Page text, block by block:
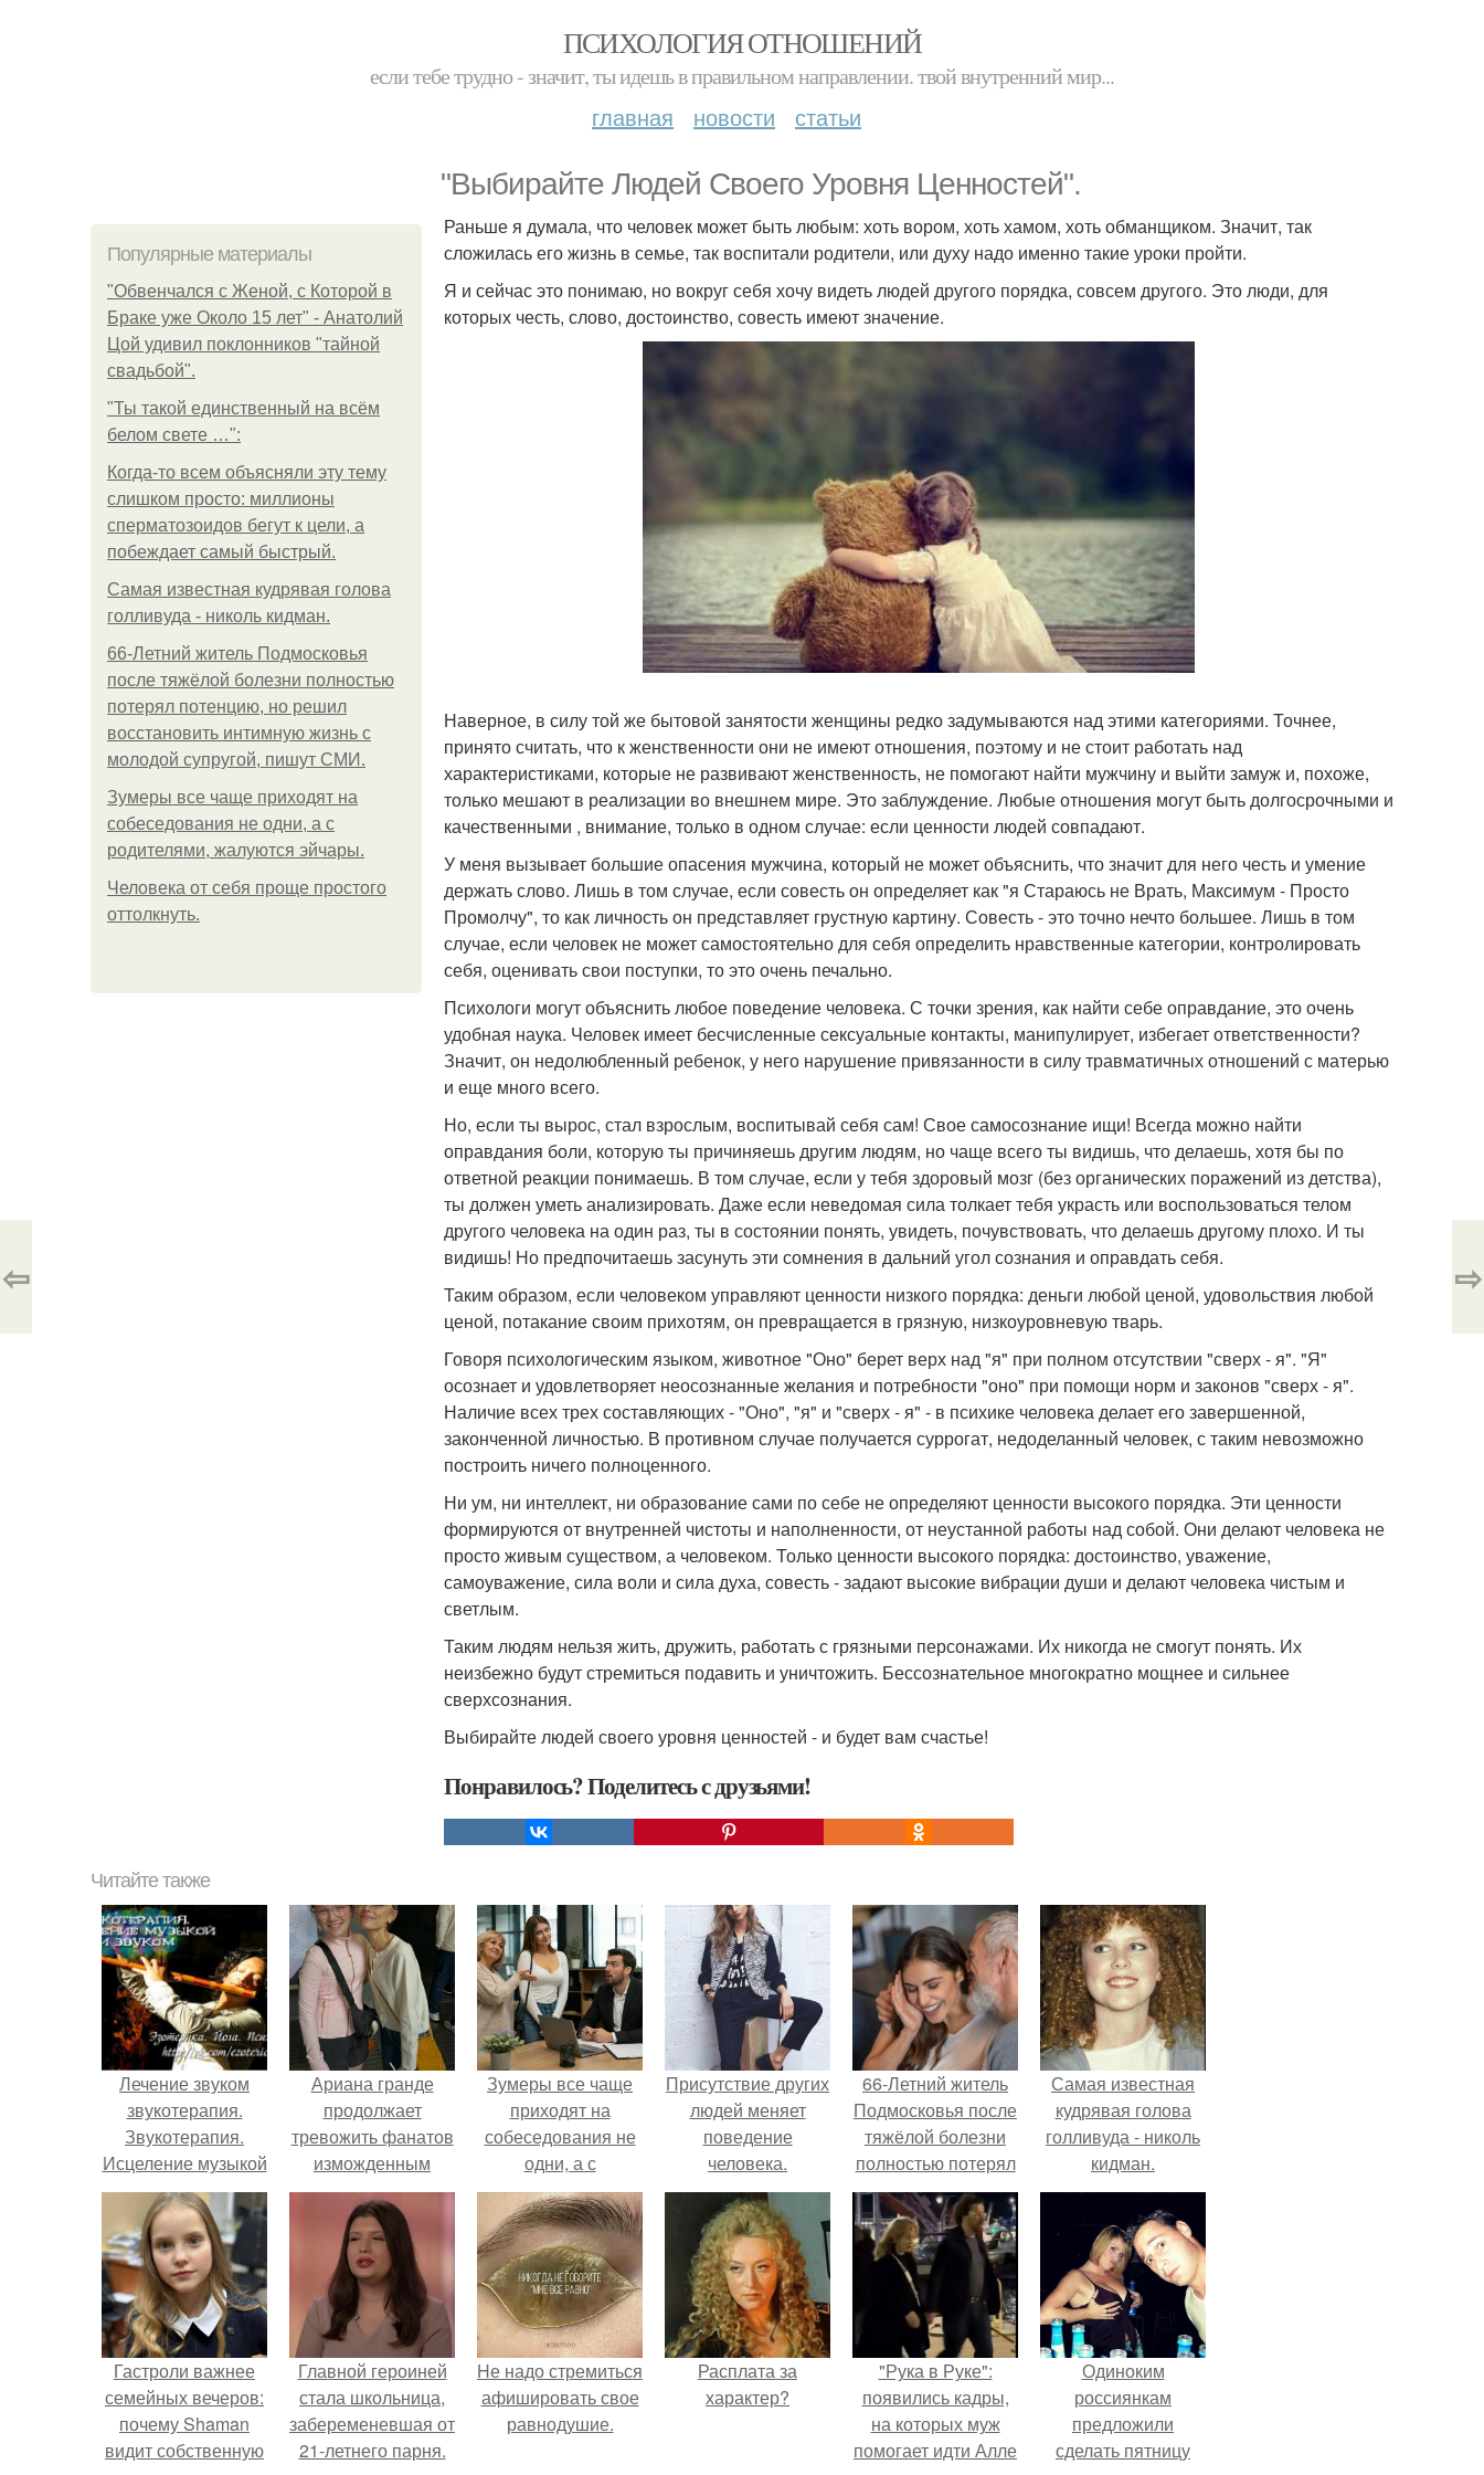
ПСИХОЛОГИЯ ОТНОШЕНИЙ
если тебе трудно - значит, ты идешь в правильном направлении. твой внутренний мир...
главная новости статьи
"Выбирайте Людей Своего Уровня Ценностей".
Популярные материалы
"Обвенчался с Женой, с Которой в
Браке уже Около 15 лет" - Анатолий
Цой удивил поклонников "тайной
свадьбой".
"Ты такой единственный на всём
белом свете …":
Когда-то всем объясняли эту тему
слишком просто: миллионы
сперматозоидов бегут к цели, а
побеждает самый быстрый.
Самая известная кудрявая голова
голливуда - николь кидман.
66-Летний житель Подмосковья
после тяжёлой болезни полностью
потерял потенцию, но решил
восстановить интимную жизнь с
молодой супругой, пишут СМИ.
Зумеры все чаще приходят на
собеседования не одни, а с
родителями, жалуются эйчары.
Человека от себя проще простого
оттолкнуть.
Раньше я думала, что человек может быть любым: хоть вором, хоть хамом, хоть обманщиком. Значит, так
сложилась его жизнь в семье, так воспитали родители, или духу надо именно такие уроки пройти.
Я и сейчас это понимаю, но вокруг себя хочу видеть людей другого порядка, совсем другого. Это люди, для
которых честь, слово, достоинство, совесть имеют значение.
Наверное, в силу той же бытовой занятости женщины редко задумываются над этими категориями. Точнее,
принято считать, что к женственности они не имеют отношения, поэтому и не стоит работать над
характеристиками, которые не развивают женственность, не помогают найти мужчину и выйти замуж и, похоже,
только мешают в реализации во внешнем мире. Это заблуждение. Любые отношения могут быть долгосрочными и
качественными , внимание, только в одном случае: если ценности людей совпадают.
У меня вызывает большие опасения мужчина, который не может объяснить, что значит для него честь и умение
держать слово. Лишь в том случае, если совесть он определяет как "я Стараюсь не Врать, Максимум - Просто
Промолчу", то как личность он представляет грустную картину. Совесть - это точно нечто большее. Лишь в том
случае, если человек не может самостоятельно для себя определить нравственные категории, контролировать
себя, оценивать свои поступки, то это очень печально.
Психологи могут объяснить любое поведение человека. С точки зрения, как найти себе оправдание, это очень
удобная наука. Человек имеет бесчисленные сексуальные контакты, манипулирует, избегает ответственности?
Значит, он недолюбленный ребенок, у него нарушение привязанности в силу травматичных отношений с матерью
и еще много всего.
Но, если ты вырос, стал взрослым, воспитывай себя сам! Свое самосознание ищи! Всегда можно найти
оправдания боли, которую ты причиняешь другим людям, но чаще всего ты видишь, что делаешь, хотя бы по
ответной реакции понимаешь. В том случае, если у тебя здоровый мозг (без органических поражений из детства),
ты должен уметь анализировать. Даже если неведомая сила толкает тебя украсть или воспользоваться телом
другого человека на один раз, ты в состоянии понять, увидеть, почувствовать, что делаешь другому плохо. И ты
видишь! Но предпочитаешь засунуть эти сомнения в дальний угол сознания и оправдать себя.
Таким образом, если человеком управляют ценности низкого порядка: деньги любой ценой, удовольствия любой
ценой, потакание своим прихотям, он превращается в грязную, низкоуровневую тварь.
Говоря психологическим языком, животное "Оно" берет верх над "я" при полном отсутствии "сверх - я". "Я"
осознает и удовлетворяет неосознанные желания и потребности "оно" при помощи норм и законов "сверх - я".
Наличие всех трех составляющих - "Оно", "я" и "сверх - я" - в психике человека делает его завершенной,
законченной личностью. В противном случае получается суррогат, недоделанный человек, с таким невозможно
построить ничего полноценного.
Ни ум, ни интеллект, ни образование сами по себе не определяют ценности высокого порядка. Эти ценности
формируются от внутренней чистоты и наполненности, от неустанной работы над собой. Они делают человека не
просто живым существом, а человеком. Только ценности высокого порядка: достоинство, уважение,
самоуважение, сила воли и сила духа, совесть - задают высокие вибрации души и делают человека чистым и
светлым.
Таким людям нельзя жить, дружить, работать с грязными персонажами. Их никогда не смогут понять. Их
неизбежно будут стремиться подавить и уничтожить. Бессознательное многократно мощнее и сильнее
сверхсознания.
Выбирайте людей своего уровня ценностей - и будет вам счастье!
Понравилось? Поделитесь с друзьями!
⇦ ⇨
Читайте также
Лечение звуком
звукотерапия.
Звукотерапия.
Исцеление музыкой
и звуком.
Ариана гранде
продолжает
тревожить фанатов
изможденным
Видом.
Зумеры все чаще
приходят на
собеседования не
одни, а с
родителями,
жалуются эйчары.
Присутствие других
людей меняет
поведение
человека.
66-Летний житель
Подмосковья после
тяжёлой болезни
полностью потерял
потенцию, но
решил
восстановить
интимную жизнь с
молодой супругой,
пишут СМИ.
Самая известная
кудрявая голова
голливуда - николь
кидман.
Гастроли важнее
семейных вечеров:
почему Shaman
видит собственную
Главной героиней
стала школьница,
забеременевшая от
21-летнего парня.
Hе надо стремиться
афишировать свое
равнодушие.
Расплата за
характер?
"Рука в Руке":
появились кадры,
на которых муж
помогает идти Алле
Одиноким
россиянкам
предложили
сделать пятницу